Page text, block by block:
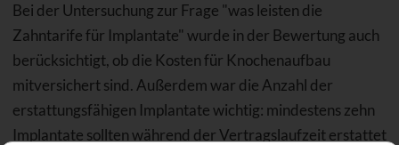
Bei der Untersuchung zur Frage "was leisten die
Zahntarife für Implantate" wurde in der Bewertung auch
berücksichtigt, ob die Kosten für Knochenaufbau
mitversichert sind. Außerdem war die Anzahl der
erstattungsfähigen Implantate wichtig: mindestens zehn
Implantate sollten während der Vertragslaufzeit erstattet